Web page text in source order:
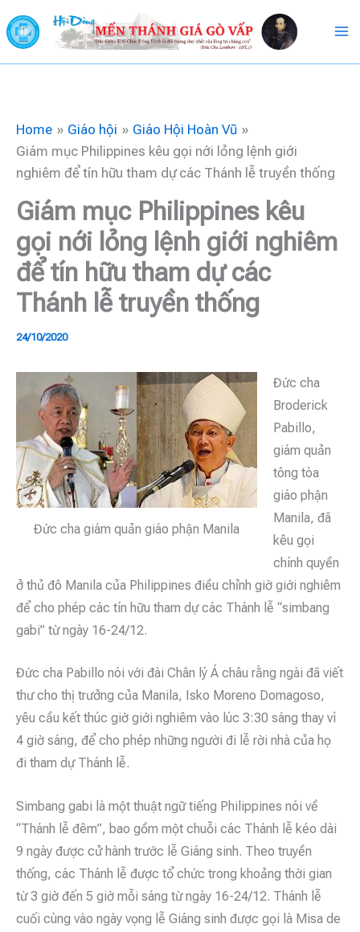
to
content
Home Giáo hội
Giáo Hội Hoàn Vũ
Giám mục Philippines kêu gọi nới lỏng lệnh giới
nghiêm để tín hữu tham dự các Thánh lễ truyền thống
Giám mục Philippines kêu
gọi nới lỏng lệnh giới nghiêm
để tín hữu tham dự các
Thánh lễ truyền thống
24/10/2020
Đức cha giám quản giáo phận Manila
Đức cha
Broderick
Pabillo,
giám quản
tông tòa
giáo phận
Manila, đã
kêu gọi
chính quyền
ở thủ đô Manila của Philippines điều chỉnh giờ giới nghiêm
để cho phép các tín hữu tham dự các Thánh lễ “simbang
gabi” từ ngày 16-24/12.
Đức cha Pabillo nói với đài Chân lý Á châu rằng ngài đã viết
thư cho thị trưởng của Manila, Isko Moreno Domagoso,
yêu cầu kết thúc giờ giới nghiêm vào lúc 3:30 sáng thay vì
4 giờ sáng, để cho phép những người đi lễ rời nhà của họ
đi tham dự Thánh lễ.
Simbang gabi là một thuật ngữ tiếng Philippines nói về
“Thánh lễ đêm”, bao gồm một chuỗi các Thánh lễ kéo dài
9 ngày được cử hành trước lễ Giáng sinh. Theo truyền
thống, các Thánh lễ được tổ chức trong khoảng thời gian
từ 3 giờ đến 5 giờ mỗi sáng từ ngày 16-24/12. Thánh lễ
cuối cùng vào ngày vọng lễ Giáng sinh được gọi là Misa de